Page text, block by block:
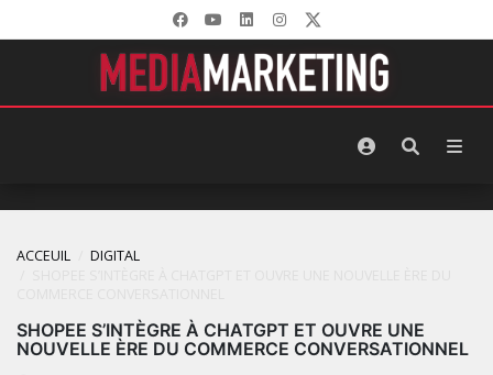
ACCEUIL
DIGITAL
SHOPEE S’INTÈGRE À CHATGPT ET OUVRE UNE
NOUVELLE ÈRE DU COMMERCE CONVERSATIONNEL